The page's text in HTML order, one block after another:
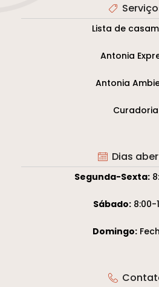
Lista de
Antonia
Antonia
Curadoria
Dias
Segunda-Sexta:
Sábado: 8:00-
Domingo: